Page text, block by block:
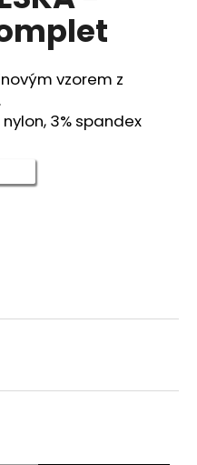
vzorem z
nylon, 3% spandex